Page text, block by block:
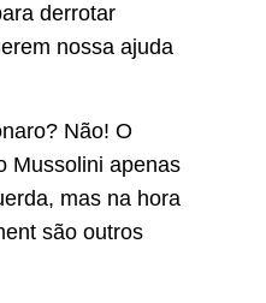
derrotar
nossa ajuda
Não! O
Mussolini apenas
mas na hora
são outros